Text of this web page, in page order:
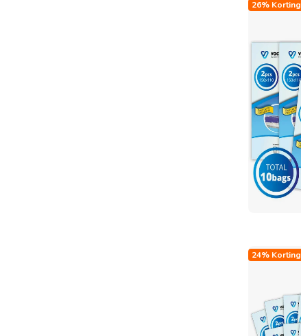
26% Korting
24% Korting